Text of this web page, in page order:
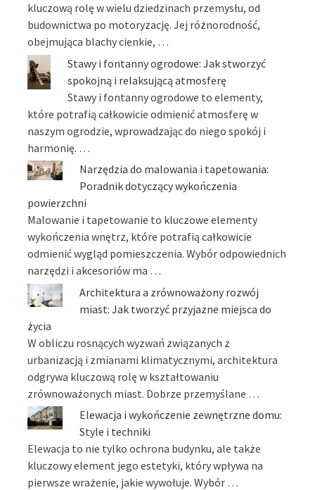
kluczową rolę w wielu dziedzinach przemysłu, od
budownictwa po motoryzację. Jej różnorodność,
obejmująca blachy cienkie, …
Stawy i fontanny ogrodowe: Jak stworzyć
spokojną i relaksującą atmosferę
Stawy i fontanny ogrodowe to elementy,
które potrafią całkowicie odmienić atmosferę w
naszym ogrodzie, wprowadzając do niego spokój i
harmonię. …
Narzędzia do malowania i tapetowania:
Poradnik dotyczący wykończenia
powierzchni
Malowanie i tapetowanie to kluczowe elementy
wykończenia wnętrz, które potrafią całkowicie
odmienić wygląd pomieszczenia. Wybór odpowiednich
narzędzi i akcesoriów ma …
Architektura a zrównoważony rozwój
miast: Jak tworzyć przyjazne miejsca do
życia
W obliczu rosnących wyzwań związanych z
urbanizacją i zmianami klimatycznymi, architektura
odgrywa kluczową rolę w kształtowaniu
zrównoważonych miast. Dobrze przemyślane …
Elewacja i wykończenie zewnętrzne domu:
Style i techniki
Elewacja to nie tylko ochrona budynku, ale także
kluczowy element jego estetyki, który wpływa na
pierwsze wrażenie, jakie wywołuje. Wybór …